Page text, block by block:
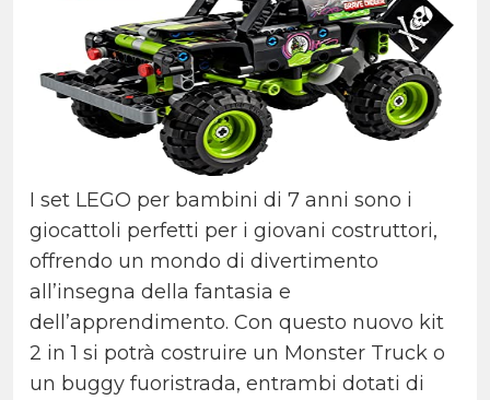
I set LEGO per bambini di 7 anni sono i
giocattoli perfetti per i giovani costruttori,
offrendo un mondo di divertimento
all’insegna della fantasia e
dell’apprendimento. Con questo nuovo kit
2 in 1 si potrà costruire un Monster Truck o
un buggy fuoristrada, entrambi dotati di